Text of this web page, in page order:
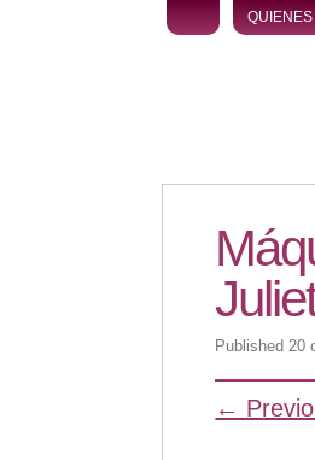
Skip to content
Published20
←